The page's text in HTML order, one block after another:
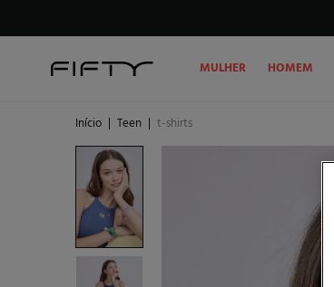
MULHER HOMEM
Início | Teen | t-shirts